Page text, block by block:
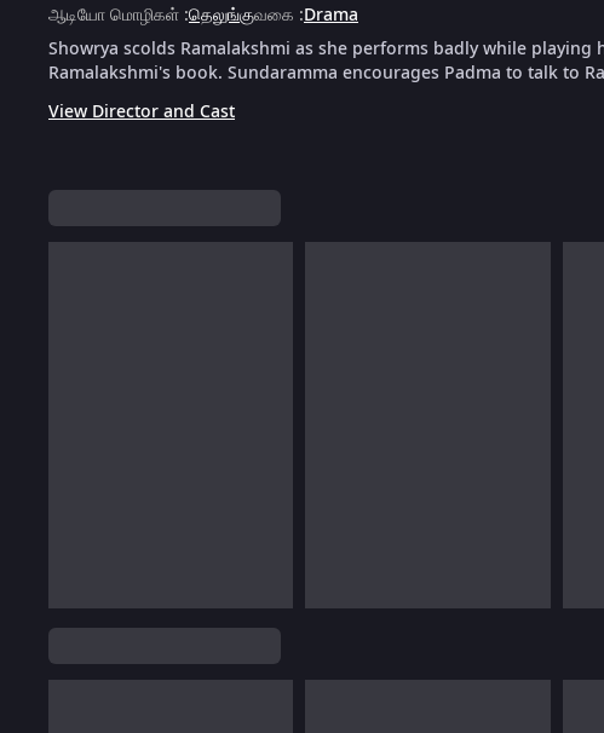
ஆடியோ மொழிகள் :தெலுங்குவகை :Drama
Showrya scolds Ramalakshmi as she performs badly while playing
Ramalakshmi's book. Sundaramma encourages Padma to talk to
View Director and Cast